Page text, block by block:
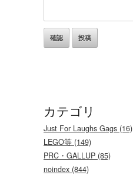
カテゴリ
Just For Laughs Gags (16)
LEGO等 (149)
PRC・GALLUP (85)
noindex (844)